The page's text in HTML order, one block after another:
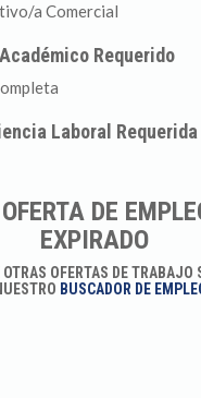
a Comercial
Requerido
Laboral Requerida
DE
EXPIRADO
OTRAS OFERTAS DE TRABAJO
BUSCADOR DE